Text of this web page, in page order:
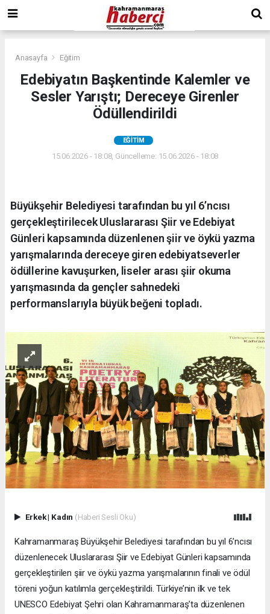
Anasayfa Eğitim
Edebiyatın Başkentinde Kalemler ve
Sesler Yarıştı; Dereceye Girenler
Ödüllendirildi
EĞITIM
15.06.2026 - 18:08, Güncelleme: 15.06.2026 - 18:08
Büyükşehir Belediyesi tarafından bu yıl 6’ncısı
gerçekleştirilecek Uluslararası Şiir ve Edebiyat
Günleri kapsamında düzenlenen şiir ve öykü yazma
yarışmalarında dereceye giren edebiyatseverler
ödüllerine kavuşurken, liseler arası şiir okuma
yarışmasında da gençler sahnedeki
performanslarıyla büyük beğeni topladı.
Erkek| Kadın (Haberi Sesli Oku)
Kahramanmaraş Büyükşehir Belediyesi tarafından bu yıl 6’ncısı
düzenlenecek Uluslararası Şiir ve Edebiyat Günleri kapsamında
gerçekleştirilen şiir ve öykü yazma yarışmalarının finali ve ödül
töreni yoğun katılımla gerçekleştirildi. Türkiye’nin ilk ve tek
UNESCO Edebiyat Şehri olan Kahramanmaraş’ta düzenlenen